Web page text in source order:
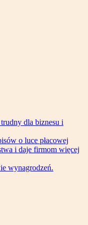
dla biznesu i
o luce płacowej
i daje firmom więcej
wynagrodzeń.